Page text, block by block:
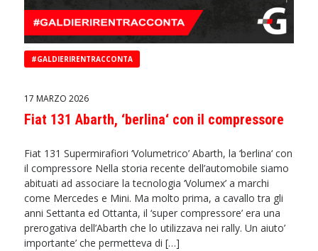
#GALDIERIRENTRACCONTA
17 MARZO 2026
Fiat 131 Abarth, ‘berlina‘ con il compressore
Fiat 131 Supermirafiori ‘Volumetrico’ Abarth, la ‘berlina‘ con
il compressore Nella storia recente dell’automobile siamo
abituati ad associare la tecnologia ‘Volumex’ a marchi
come Mercedes e Mini. Ma molto prima, a cavallo tra gli
anni Settanta ed Ottanta, il ‘super compressore’ era una
prerogativa dell’Abarth che lo utilizzava nei rally. Un aiuto’
importante’ che permetteva di […]